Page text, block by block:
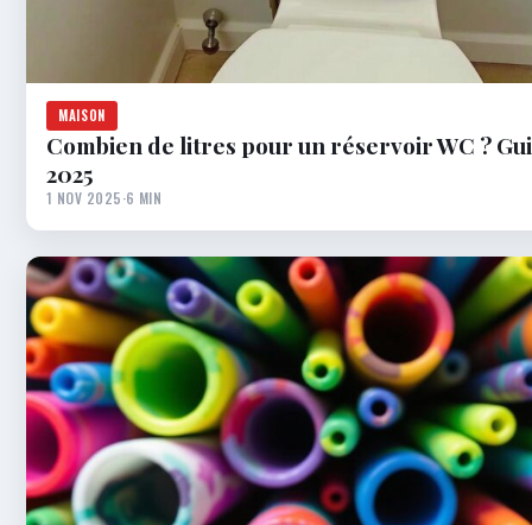
MAISON
Combien de litres pour un réservoir WC ?
2025
1 NOV 2025·6 MIN